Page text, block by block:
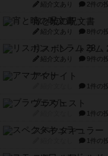
紹介文あり 2件の
宵と暁の呪文書
紹介文あり 8件の
リスボン・トラム
紹介文あり 9件の
アマナイト
1件の
ブラヴェスト
1件の
スペクタキュラー
1件の